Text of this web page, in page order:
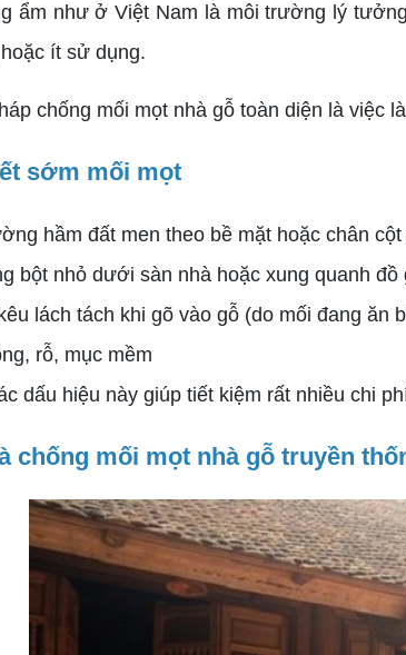
ẩm như ở Việt Nam là môi trường lý
ít sử dụng.
chống mối mọt nhà gỗ toàn diện là việc
sớm mối mọt
hầm đất men theo bề mặt hoặc chân cột
bột nhỏ dưới sàn nhà hoặc xung quanh đồ
lách tách khi gõ vào gỗ (do mối đang ăn
rỗ, mục mềm
dấu hiệu này giúp tiết kiệm rất nhiều chi
chống mối mọt nhà gỗ truyền